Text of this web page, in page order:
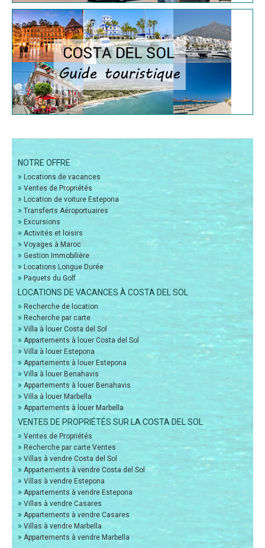
NOTRE OFFRE
» Locations de vacances
» Ventes de Propriétés
» Location de voiture Estepona
» Transferts Aéroportuaires
» Excursions
» Activités et loisirs
» Voyages à Maroc
» Gestion Immobilière
» Locations Longue Durée
» Paquets du Golf
LOCATIONS DE VACANCES À COSTA DEL SOL
» Recherche de location
» Recherche par carte
» Villa à louer Costa del Sol
» Appartements à louer Costa del Sol
» Villa à louer Estepona
» Appartements à louer Estepona
» Villa à louer Benahavis
» Appartements à louer Benahavis
» Villa à louer Marbella
» Appartements à louer Marbella
VENTES DE PROPRIÉTÉS SUR LA COSTA DEL SOL
» Ventes de Propriétés
» Recherche par carte Ventes
» Villas à vendre Costa del Sol
» Appartements à vendre Costa del Sol
» Villas à vendre Estepona
» Appartements à vendre Estepona
» Villas à vendre Casares
» Appartements à vendre Casares
» Villas à vendre Marbella
» Appartements à vendre Marbella